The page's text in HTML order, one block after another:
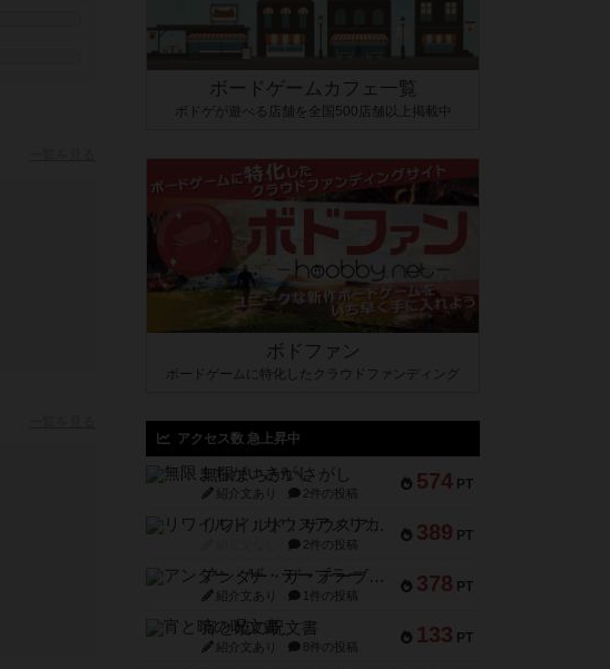
ボードゲームカフェ一覧
ボドゲが遊べる店舗を全国500店舗以上掲載中
ボドファン
ボードゲームに特化したクラウドファンディング
アクセス数 急上昇中
574 PT
無限まちがいさがし
紹介文あり 2件の投稿
389 PT
リワイルド：サウスアメリカ
2件の投稿
378 PT
アンダー・ザ・テーブラー
紹介文あり 1件の投稿
133 PT
宵と暁の呪文書
紹介文あり 8件の投稿